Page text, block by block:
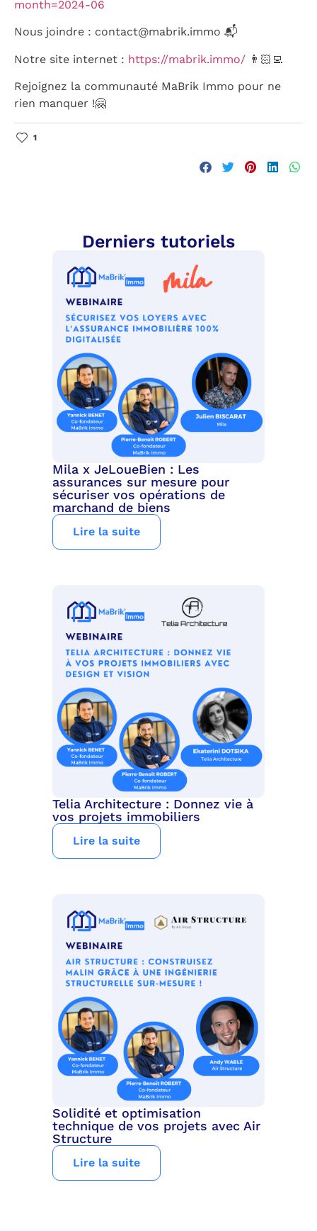
month=2024-06
Nous joindre : contact@mabrik.immo 📬
Notre site internet : https://mabrik.immo/ 👨🏻‍💻
Rejoignez la communauté MaBrik Immo pour ne
rien manquer !🤗
1
Derniers tutoriels
Mila x JeLoueBien : Les
assurances sur mesure pour
sécuriser vos opérations de
marchand de biens
Lire la suite
Telia Architecture : Donnez vie à
vos projets immobiliers
Lire la suite
Solidité et optimisation
technique de vos projets avec Air
Structure
Lire la suite